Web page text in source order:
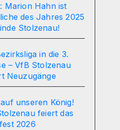
Marion Hahn ist
des Jahres 2025
Stolzenau!
in die 3.
– VfB Stolzenau
Neuzugänge
unseren König!
feiert das
2026